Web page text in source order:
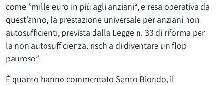
come ”mille euro in più agli anziani“, e resa operativa da
quest’anno, la prestazione universale per anziani non
autosufficienti, prevista dalla Legge n. 33 di riforma per
la non autosufficienza, rischia di diventare un flop
pauroso”.
È quanto hanno commentato Santo Biondo, il